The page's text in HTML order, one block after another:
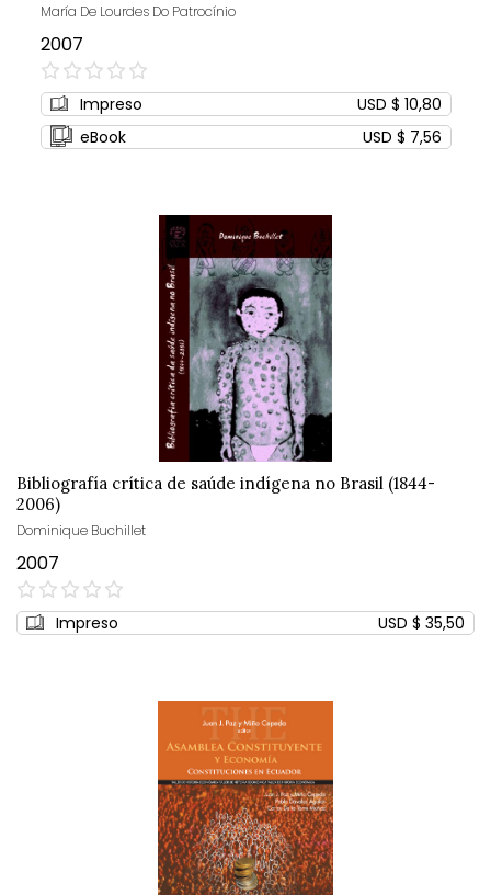
María De Lourdes Do Patrocínio
2007
0%
Impreso
USD $ 10,80
eBook
USD $ 7,56
Bibliografía crítica de saúde indígena no Brasil (1844-
2006)
Dominique Buchillet
2007
0%
Impreso USD $ 35,50